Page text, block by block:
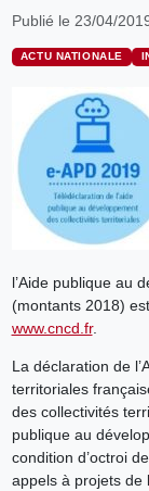
Publié le 23/04/
ACTU NATIONALE
l’Aide publique au
(montants 2018)
www.cncd.fr.
La déclaration de
territoriales
des collectivités
publique au
condition d’octroi
appels à projets de